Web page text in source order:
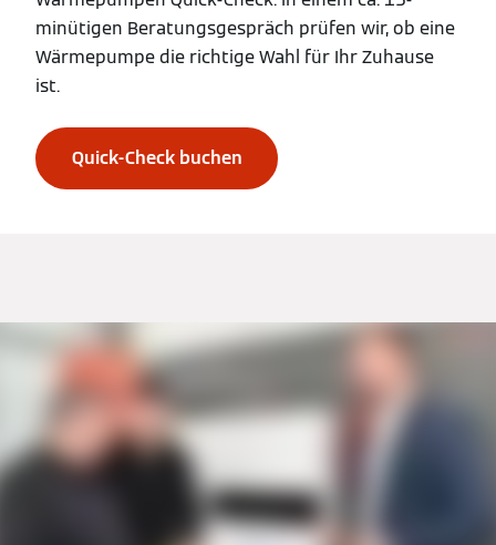
minütigen Beratungsgespräch prüfen wir, ob eine
Wärmepumpe die richtige Wahl für Ihr Zuhause
ist.
Quick-Check buchen